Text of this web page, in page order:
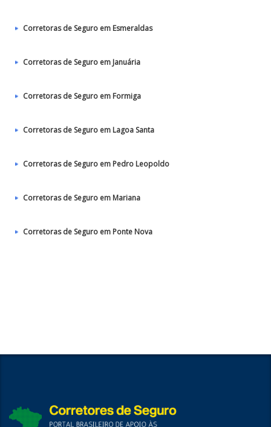
Corretoras de Seguro em Esmeraldas
Corretoras de Seguro em Januária
Corretoras de Seguro em Formiga
Corretoras de Seguro em Lagoa Santa
Corretoras de Seguro em Pedro Leopoldo
Corretoras de Seguro em Mariana
Corretoras de Seguro em Ponte Nova